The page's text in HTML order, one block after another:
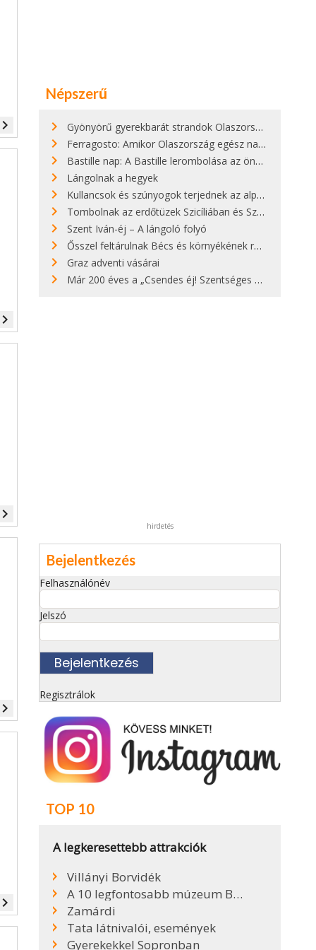
navigate_next
navigate_next
navigate_next
navigate_next
navigate_next
Népszerű
Gyönyörű gyerekbarát strandok Olaszországban - megmutatjuk a 15 legjobbat
Ferragosto: Amikor Olaszország egész nap nyaral
Bastille nap: A Bastille lerombolása az önkényuralom végét jelentette
Lángolnak a hegyek
Kullancsok és szúnyogok terjednek az alpesi legelőkön
Tombolnak az erdőtüzek Szicíliában és Szardínián
Szent Iván-éj – A lángoló folyó
Ősszel feltárulnak Bécs és környékének rendkívüli építészeti kincsei
Graz adventi vásárai
Már 200 éves a „Csendes éj! Szentséges éj!”
hirdetés
Bejelentkezés
Felhasználónév
Jelszó
Regisztrálok
TOP 10
A legkeresettebb attrakciók
Villányi Borvidék
A 10 legfontosabb múzeum Budapesten
Zamárdi
Tata látnivalói, események
Gyerekekkel Sopronban